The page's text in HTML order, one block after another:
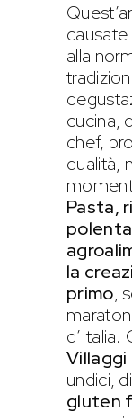
causate
alla
cucina,
chef,
qualità,
Pasta,
la
primo,
d’Italia.
Villaggi
undici,
gluten